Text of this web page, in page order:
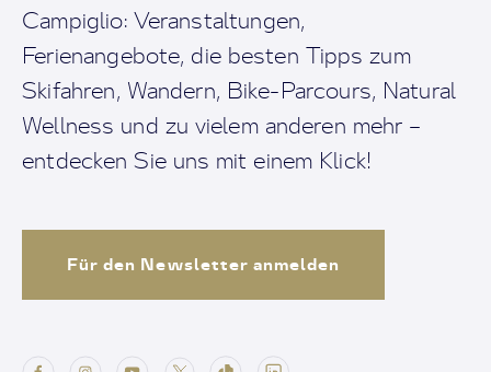
Campiglio: Veranstaltungen,
Ferienangebote, die besten Tipps zum
Skifahren, Wandern, Bike-Parcours, Natural
Wellness und zu vielem anderen mehr –
entdecken Sie uns mit einem Klick!
Für den Newsletter anmelden